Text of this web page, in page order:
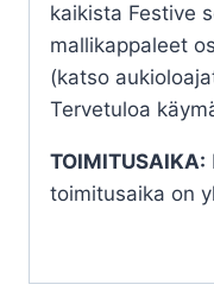
kaikista Festive
mallikappaleet
(katso
Tervetuloa
TOIMITUSAIKA:
toimitusaika on